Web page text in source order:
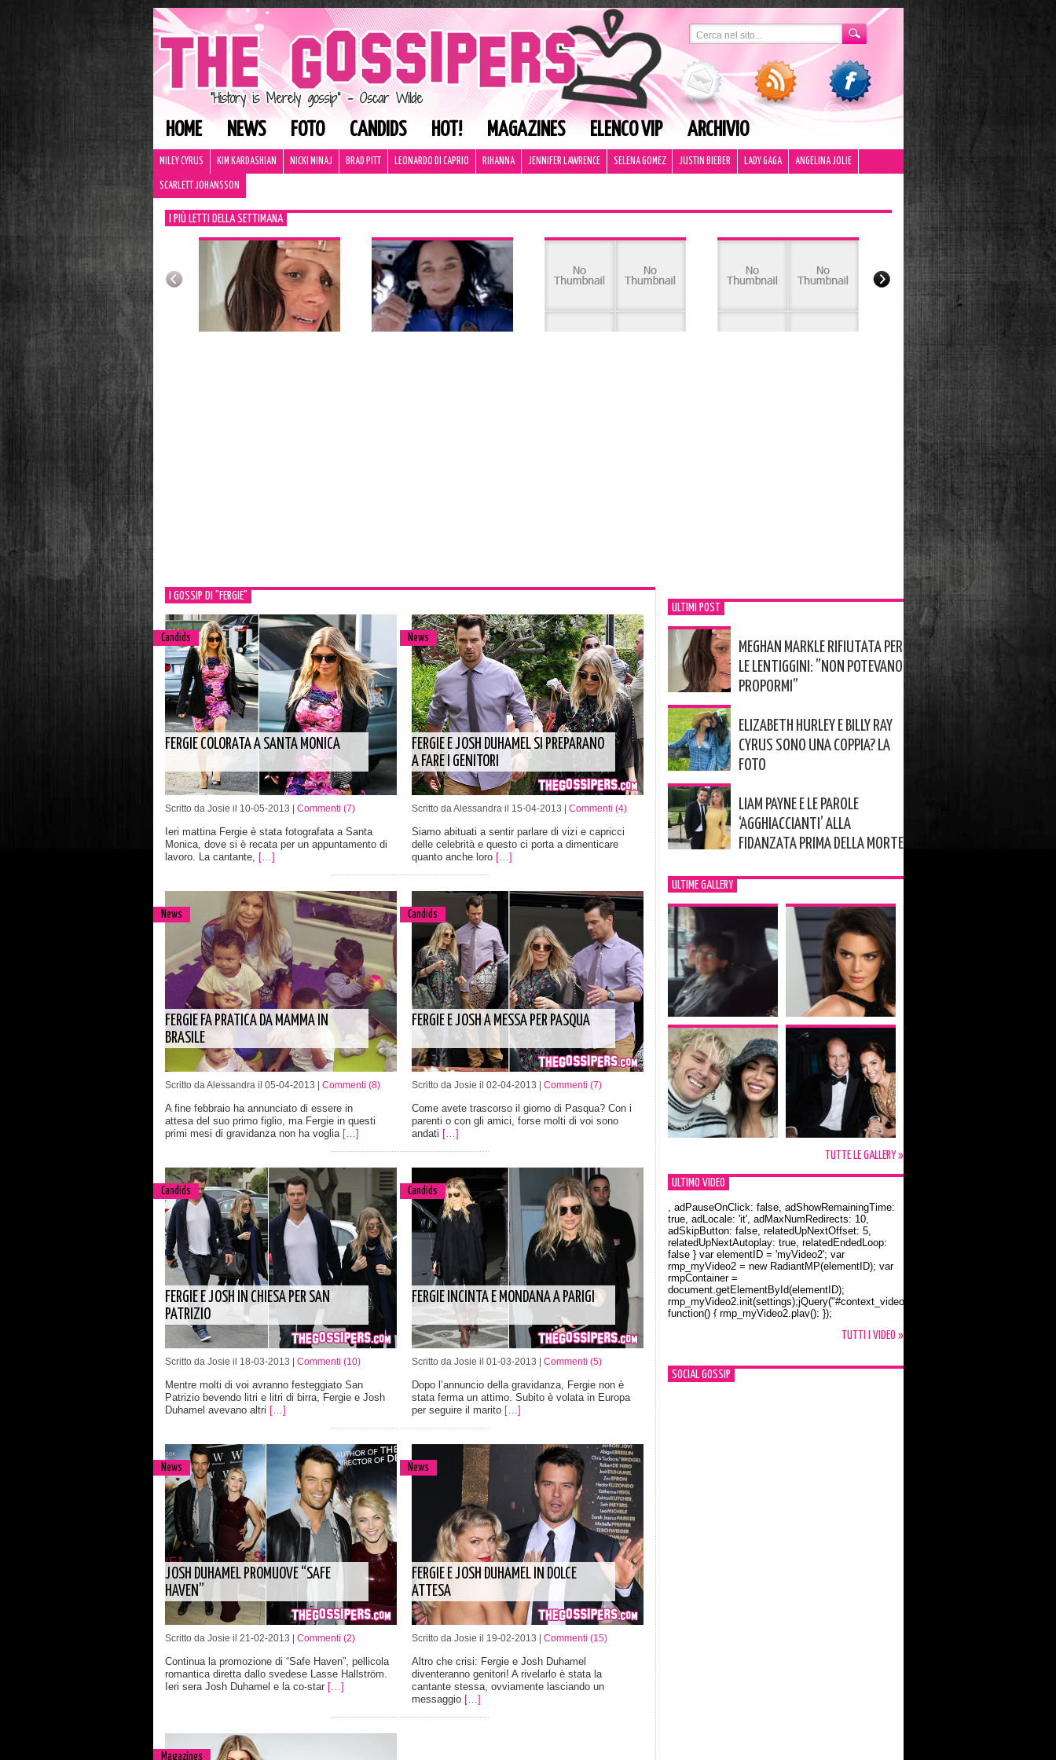
HOME NEWS FOTO CANDIDS HOT! MAGAZINES ELENCO VIP ARCHIVIO
MILEY CYRUS KIM KARDASHIAN NICKI MINAJ BRAD PITT LEONARDO DI CAPRIO RIHANNA JENNIFER LAWRENCE SELENA GOMEZ JUSTIN BIEBER LADY GAGA ANGELINA JOLIE
SCARLETT JOHANSSON
I PIÙ LETTI DELLA SETTIMANA
I GOSSIP DI "FERGIE"
Candids
FERGIE COLORATA A SANTA MONICA
Scritto da Josie il 10-05-2013 | Commenti (7)
Ieri mattina Fergie è stata fotografata a Santa
Monica, dove si è recata per un appuntamento di
lavoro. La cantante, […]
News
FERGIE E JOSH DUHAMEL SI PREPARANO
A FARE I GENITORI
Scritto da Alessandra il 15-04-2013 | Commenti (4)
Siamo abituati a sentir parlare di vizi e capricci
delle celebrità e questo ci porta a dimenticare
quanto anche loro […]
News
FERGIE FA PRATICA DA MAMMA IN
BRASILE
Scritto da Alessandra il 05-04-2013 | Commenti (8)
A fine febbraio ha annunciato di essere in
attesa del suo primo figlio, ma Fergie in questi
primi mesi di gravidanza non ha voglia […]
Candids
FERGIE E JOSH A MESSA PER PASQUA
Scritto da Josie il 02-04-2013 | Commenti (7)
Come avete trascorso il giorno di Pasqua? Con i
parenti o con gli amici, forse molti di voi sono
andati […]
Candids
FERGIE E JOSH IN CHIESA PER SAN
PATRIZIO
Scritto da Josie il 18-03-2013 | Commenti (10)
Mentre molti di voi avranno festeggiato San
Patrizio bevendo litri e litri di birra, Fergie e Josh
Duhamel avevano altri […]
Candids
FERGIE INCINTA E MONDANA A PARIGI
Scritto da Josie il 01-03-2013 | Commenti (5)
Dopo l’annuncio della gravidanza, Fergie non è
stata ferma un attimo. Subito è volata in Europa
per seguire il marito […]
News
JOSH DUHAMEL PROMUOVE “SAFE
HAVEN”
Scritto da Josie il 21-02-2013 | Commenti (2)
Continua la promozione di “Safe Haven”, pellicola
romantica diretta dallo svedese Lasse Hallström.
Ieri sera Josh Duhamel e la co-star […]
News
FERGIE E JOSH DUHAMEL IN DOLCE
ATTESA
Scritto da Josie il 19-02-2013 | Commenti (15)
Altro che crisi: Fergie e Josh Duhamel
diventeranno genitori! A rivelarlo è stata la
cantante stessa, ovviamente lasciando un
messaggio […]
Magazines
ULTIMI POST
MEGHAN MARKLE RIFIUTATA PER
LE LENTIGGINI: ”NON POTEVANO
PROPORMI”
ELIZABETH HURLEY E BILLY RAY
CYRUS SONO UNA COPPIA? LA
FOTO
LIAM PAYNE E LE PAROLE
‘AGGHIACCIANTI’ ALLA
FIDANZATA PRIMA DELLA MORTE
ULTIME GALLERY
TUTTE LE GALLERY »
ULTIMO VIDEO
Orlando Bloom e la t-shirt dedicata a Flynn
, adPauseOnClick: false, adShowRemainingTime:
true, adLocale: 'it', adMaxNumRedirects: 10,
adSkipButton: false, relatedUpNextOffset: 5,
relatedUpNextAutoplay: true, relatedEndedLoop:
false } var elementID = 'myVideo2'; var
rmp_myVideo2 = new RadiantMP(elementID); var
rmpContainer =
document.getElementById(elementID);
rmp_myVideo2.init(settings);jQuery("#context_video2").one("mouseover",
function() { rmp_myVideo2.play(); });
TUTTI I VIDEO »
SOCIAL GOSSIP